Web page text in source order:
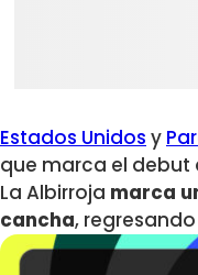
Estados Unidos y
que marca el
La Albirroja marca
cancha,